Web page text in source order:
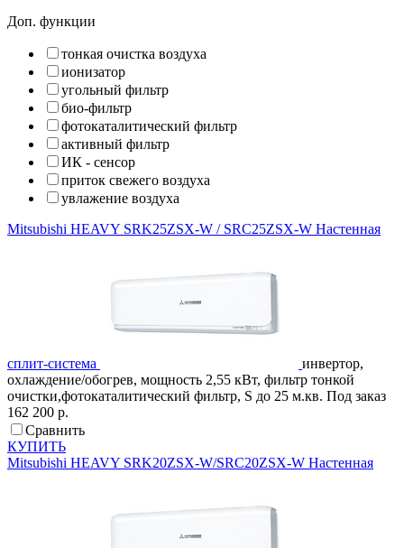
Доп. функции
тонкая очистка воздуха
ионизатор
угольный фильтр
био-фильтр
фотокаталитический фильтр
активный фильтр
ИК - сенсор
приток свежего воздуха
увлажение воздуха
Mitsubishi HEAVY SRK25ZSX-W / SRC25ZSX-W Настенная
сплит-система
инвертор,
охлаждение/обогрев, мощность 2,55 кВт, фильтр тонкой
очистки,фотокаталитический фильтр, S до 25 м.кв. Под заказ
162 200 р.
Сравнить
КУПИТЬ
Mitsubishi HEAVY SRK20ZSX-W/SRC20ZSX-W Настенная